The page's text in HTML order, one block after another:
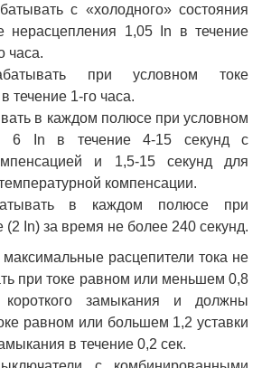
с «холодного» состояния
нерасцепления 1,05 In в течение
часа.
при условном токе
течение 1-го часа.
в каждом полюсе при условном
6 In в течение 4-15 секунд с
и 1,5-15 секунд для
компенсации.
в каждом полюсе при
(2 In) за время не более 240 секунд.
расцепители тока не
при токе равном или меньшем 0,8
замыкания и должны
равном или большем 1,2 уставки
в течение 0,2 сек.